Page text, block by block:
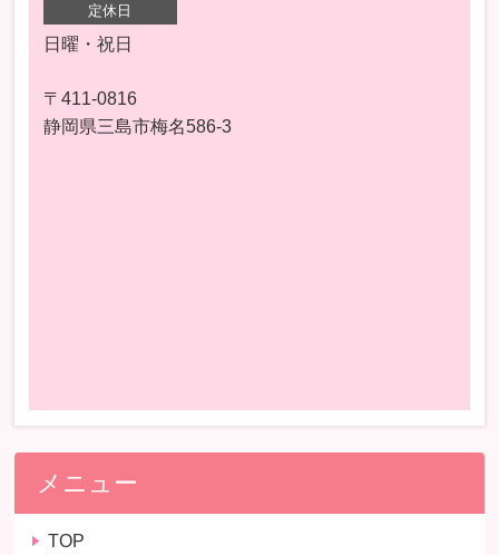
定休日
日曜・祝日
〒411-0816
静岡県三島市梅名586-3
メニュー
TOP